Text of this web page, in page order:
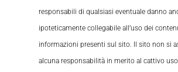
responsabili di qualsiasi eventuale danno
ipoteticamente collegabile all’uso dei
informazioni presenti sul sito. Il sito non si
alcuna responsabilità in merito al cattivo